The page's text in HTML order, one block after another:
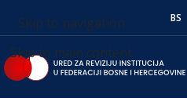
Skip to navigation
Skip to main content
BS